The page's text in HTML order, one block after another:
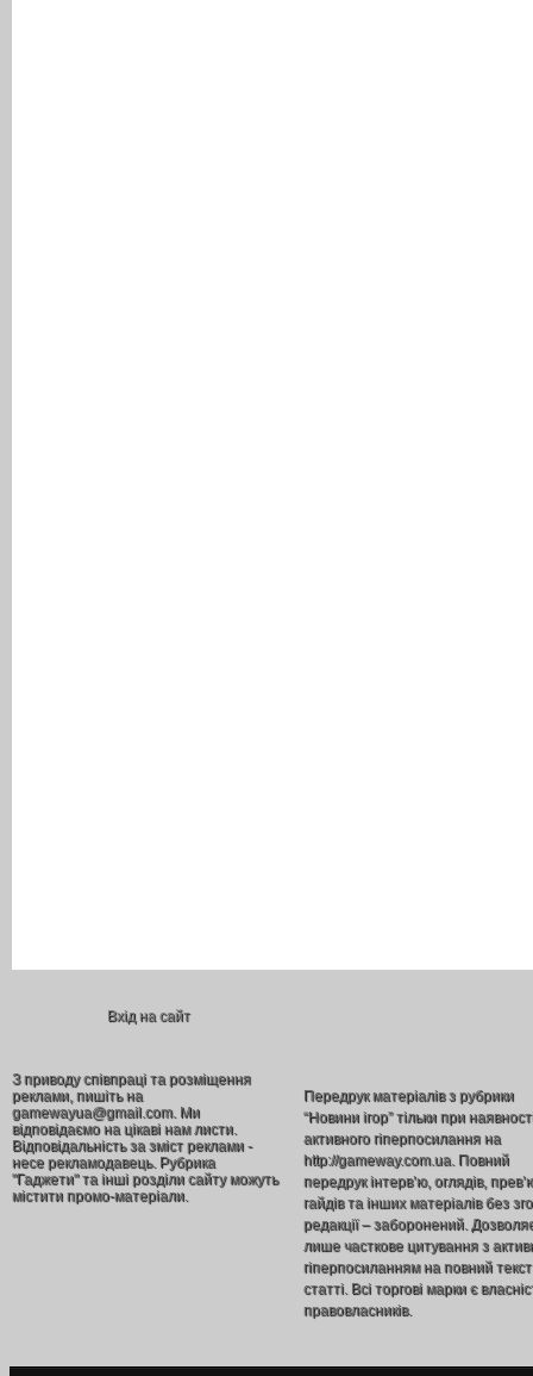
Вхід на сайт
З приводу співпраці та розміщення
реклами, пишіть на
gamewayua@gmail.com. Ми
відповідаємо на цікаві нам листи.
Відповідальність за зміст реклами -
несе рекламодавець. Рубрика
"Гаджети" та інші розділи сайту можуть
містити промо-матеріали.
Передрук матеріалів з рубрики
“Новини ігор” тільки при
активного гіперпосилання на
http://gameway.com.ua. Повний
передрук інтерв’ю, оглядів,
гайдів та інших матеріалів без
редакції – заборонений.
лише часткове цитування з
гіперпосиланням на повний текст
статті. Всі торгові марки є
правовласників.